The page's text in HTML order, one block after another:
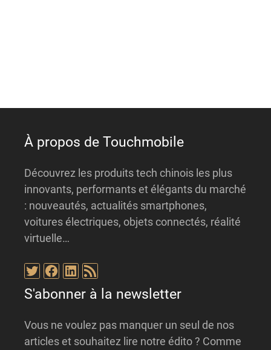
À propos de Touchmobile
Découvrez les produits tech chinois les plus
innovants, performants et élégants du marché
: nouveautés, actualités smartphones,
voitures électriques, objets connectés, réalité
virtuelle…
Twitter
Facebook
LinkedIn
Flux RSS
S'abonner à la newsletter
Vous ne voulez pas manquer un seul de nos
articles et souhaitez lire notre édito ? Comme